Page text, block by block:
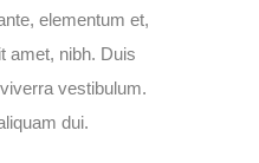
elementum et,
amet, nibh. Duis
vestibulum.
dui.